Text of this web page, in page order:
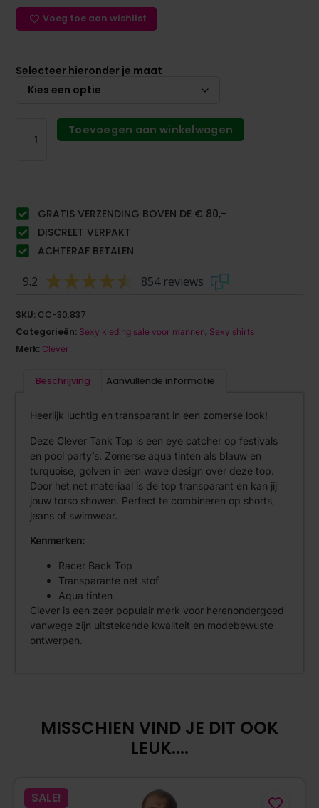
Voeg toe aan wishlist
Selecteer hieronder je maat
Toevoegen aan winkelwagen
GRATIS VERZENDING BOVEN DE € 80,-
DISCREET VERPAKT
ACHTERAF BETALEN
9.2 854 reviews
SKU: CC-30.837
Categorieën: Sexy kleding sale voor mannen, Sexy shirts
Merk: Clever
Beschrijving Aanvullende informatie
Heerlijk luchtig en transparant in een zomerse look!
Deze Clever Tank Top is een eye catcher op festivals
en pool party’s. Zomerse aqua tinten als blauw en
turquoise, golven in een wave design over deze top.
Door het net materiaal is de top transparant en kan jij
jouw torso showen. Perfect te combineren op shorts,
jeans of swimwear.
Kenmerken:
Racer Back Top
Transparante net stof
Aqua tinten
Clever is een zeer populair merk voor herenondergoed
vanwege zijn uitstekende kwaliteit en modebewuste
ontwerpen.
MISSCHIEN VIND JE DIT OOK
LEUK....
SALE!